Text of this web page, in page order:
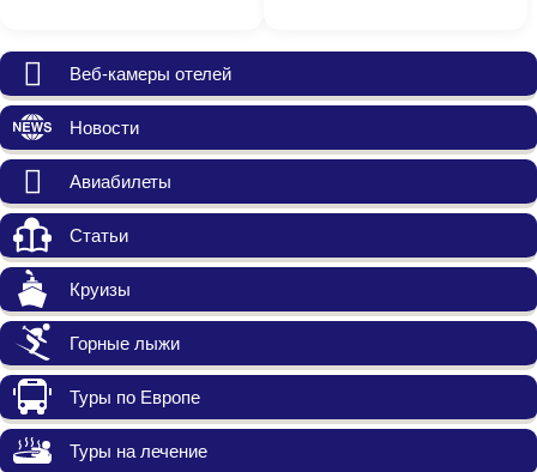
Веб-камеры отелей
Новости
Авиабилеты
Статьи
Круизы
Горные лыжи
Туры по Европе
Туры на лечение